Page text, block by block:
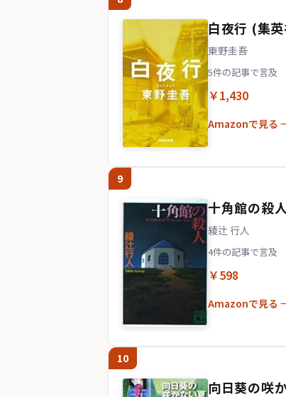
白夜行 (集
東野圭吾
5件の記事で言及
￥1,430
Amazonで見る
9
十角館の殺
綾辻 行人
4件の記事で言及
￥598
Amazonで見る
10
向日葵の咲